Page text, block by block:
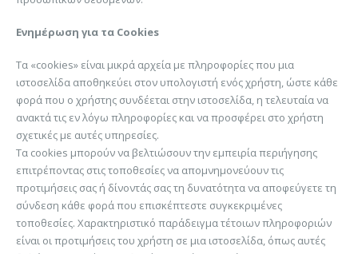
Ενημέρωση για τα Cookies
Τα «cookies» είναι μικρά αρχεία με πληροφορίες που μια
ιστοσελίδα αποθηκεύει στον υπολογιστή ενός χρήστη, ώστε κάθε
φορά που ο χρήστης συνδέεται στην ιστοσελίδα, η τελευταία να
ανακτά τις εν λόγω πληροφορίες και να προσφέρει στο χρήστη
σχετικές με αυτές υπηρεσίες.
Τα cookies μπορούν να βελτιώσουν την εμπειρία περιήγησης
επιτρέποντας στις τοποθεσίες να απομνημονεύουν τις
προτιμήσεις σας ή δίνοντάς σας τη δυνατότητα να αποφεύγετε τη
σύνδεση κάθε φορά που επισκέπτεστε συγκεκριμένες
τοποθεσίες. Χαρακτηριστικό παράδειγμα τέτοιων πληροφοριών
είναι οι προτιμήσεις του χρήστη σε μια ιστοσελίδα, όπως αυτές